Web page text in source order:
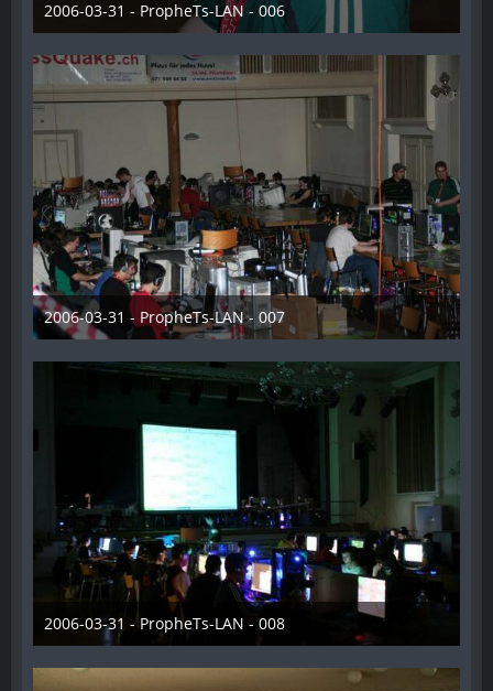
2006-03-31 - PropheTs-LAN - 006
28. Dezember 2012
2006-03-31 - PropheTs-LAN - 007
28. Dezember 2012
2006-03-31 - PropheTs-LAN - 008
28. Dezember 2012